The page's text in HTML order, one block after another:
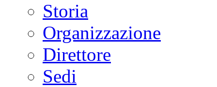
Storia
Organizzazione
Direttore
Sedi